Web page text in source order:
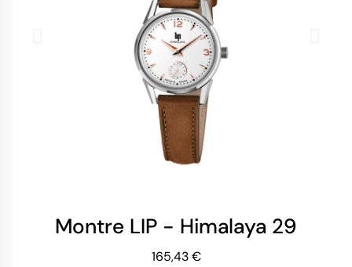
Montre LIP - Himalaya 29mm
165,43 €